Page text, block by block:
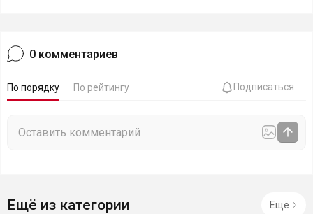
0 комментариев
По порядку По рейтингу Подписаться
Ещё из категории Ещё